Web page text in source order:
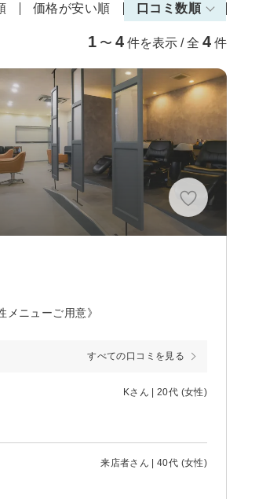
価格が安い順 口コミ数順
1 〜 4 件を表示 / 全 4 件
ニューご用意》
すべての口コミを見る
Kさん | 20代 (女性)
来店者さん | 40代 (女性)